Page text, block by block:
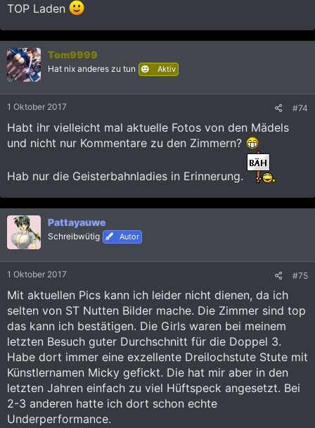
TOP Laden
Tom9999
Hat nix anderes zu tun Aktiv
1 Oktober 2017 #74
Habt ihr vielleicht mal aktuelle Fotos von den Mädels
und nicht nur Kommentare zu den Zimmern?
Hab nur die Geisterbahnladies in Erinnerung.
Pattayauwe
Schreibwütig Autor
1 Oktober 2017 #75
Mit aktuellen Pics kann ich leider nicht dienen, da ich
selten von ST Nutten Bilder mache. Die Zimmer sind top
das kann ich bestätigen. Die Girls waren bei meinem
letzten Besuch guter Durchschnitt für die Doppel 3.
Habe dort immer eine exzellente Dreilochstute Stute mit
Künstlernamen Micky gefickt. Die hat mir aber in den
letzten Jahren einfach zu viel Hüftspeck angesetzt. Bei
2-3 anderen hatte ich dort schon echte
Underperformance.